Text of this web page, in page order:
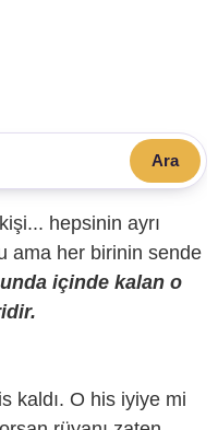
Ara
hepsinin ayrı
ama her birinin sende
içinde kalan o
kaldı. O his iyiye mi